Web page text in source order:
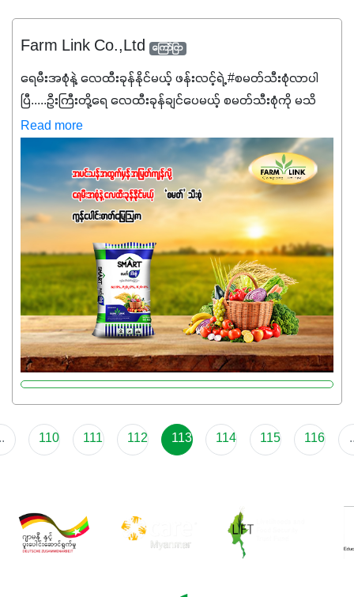
Farm Link Co.,Ltd ကြော်ငြာ
ရေမီးအစုံနဲ့ လေထီးခုန်နိုင်မယ့် ဖန်းလင့်ရဲ့ #စမတ်သီးစုံလာပါ
ပြီ.....ဦးကြီးတို့ရေ ‌လေထီးခုန်ချင်ပေမယ့် စမတ်သီးစုံကို မသိ
သေးရင်တော့ ဒီစာလေးကို ဆက်ဖတ်‌ပေးပါ #စမတ်သီးစုံဆိုတာ
အပင်တိုင်းအတွက် အဓိကအာဟာရNPK (19:7:8)နဲ့ #ဟူးမစ်
အက်စစ်တို့ အချိုးကျ ပေါင်းစပ်ထားတဲ့ ကွန်ပေါင်း
ဓာတ်မြေဩဇာဖြစ်ပါတယ်။ အဓိကအကျိုးကျေးဇူးတွေအနေနဲ့
ကတော့ နိုက်ထရိုဂျင် 19%ပါဝင်တဲ့အတွက် ကလိုရိုဖီးလ်ဖွဲ့စည်း
မှုကို အားပေးကာ သီးနှံပင်များ၏အရွက်များစိမ်းလန်းသန်စွမ်း
ပြီး အစာချက်လုပ်မှုအားကောင်းစေပါတယ်။ အပင်၏ပင်ပိုင်း
ကြီးထွားမှုကို တိုးမြင့်စေကာ အပင်သန်၍ အကြီးမြန်စေပါတယ်။
သင့်တော်တဲ့ Phosphorus 7%ပါဝင်မှုကြောင့် အပင်ရဲ့ အမြစ်
ဖွဲ့စည်းတည်ဆောက်မှုကို ပို၍သန်မာလာအောင် အားပေးပါ
တယ်။ ဒါ့အပြင် ပန်းပွင့်ခြင်း၊အသီးသီးခြင်း၊အစေ့တည်ခြင်း
လုပ်ငန်းစဉ်များကိုလည်း အားပေးပါတယ်။ လုံလောက်တဲ့
Potassium 8%က အပင်ရဲ့ ရောဂါဒဏ်၊ရာသီဥတုဒဏ်ခံနိုင်ရည်
အရသာ ပိုမိုကောင်းမွန်စေဖို့အတွက် လိုအပ်တဲ့အာဟာရဓာတ်
ဖြစ်ပါတယ်။ ဟူးမစ်အက်စစ်ပါဝင်ပေါင်းစပ်ထားတဲ့အတွက်
အကျိုးကျေးဇူးများစွာကိုရရှိစေမှာဖြစ်ပါတယ်။ စပါးအပါအဝင်
နှံစားသီးနှံများ၊ပဲအမျိုးမျိုး၊ဟင်းသီးဟင်းရွက်နဲ့ ဥယျာဉ်ခြံသီးနှံ
Read more
110 111 112 113 114 115 116